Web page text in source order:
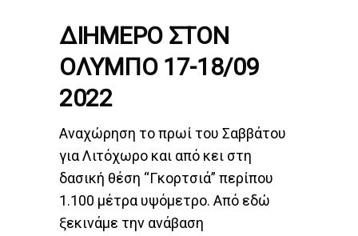
ΔΙΗΜΕΡΟ ΣΤΟΝ
ΟΛΥΜΠΟ 17-18/09
2022
Αναχώρηση το πρωί του Σαββάτου
για Λιτόχωρο και από κει στη
δασική θέση “Γκορτσιά” περίπου
1.100 μέτρα υψόμετρο. Από εδώ
ξεκινάμε την ανάβαση